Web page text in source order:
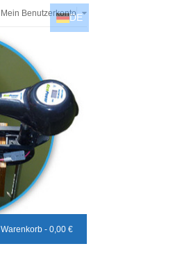
Mein Benutzerkonto
Warenkorb - 0,00 €
DE
DE
EN
NL
HU